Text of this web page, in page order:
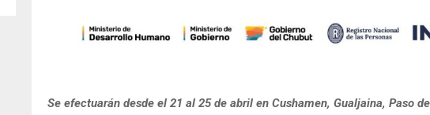
Se efectuarán desde el 21 al 25 de abril en Cushamen, Gualjaina, Paso